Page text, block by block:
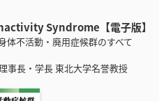
Syndrome【電子版】
体不活動・廃用症候群のすべて
事長・学長 東北大学名誉教授